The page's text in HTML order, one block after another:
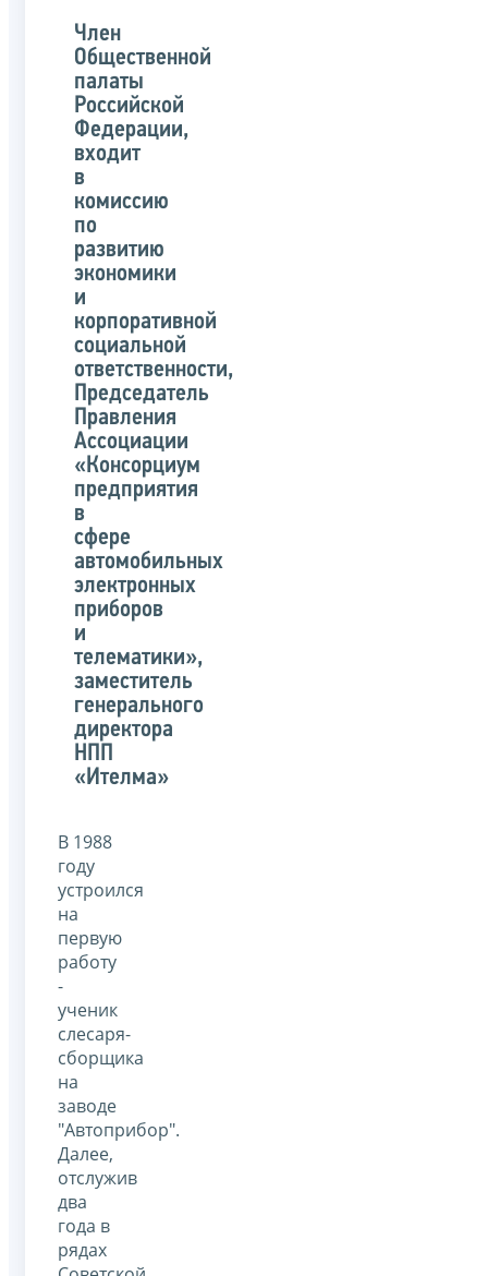
Член
Общественной
палаты
Российской
Федерации,
входит
в
комиссию
по
развитию
экономики
и
корпоративной
социальной
ответственности,
Председатель
Правления
Ассоциации
«Консорциум
предприятия
в
сфере
автомобильных
электронных
приборов
и
телематики»,
заместитель
генерального
директора
НПП
«Ителма»
В 1988
году
устроился
на
первую
работу
-
ученик
слесаря-
сборщика
на
заводе
"Автоприбор".
Далее,
отслужив
два
года в
рядах